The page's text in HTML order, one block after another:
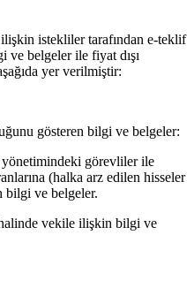
istekliler tarafından e-teklif
ve belgeler ile fiyat dışı
yer verilmiştir:
gösteren bilgi ve belgeler:
görevliler ile
(halka arz edilen hisseler
bilgi ve belgeler.
vekile ilişkin bilgi ve